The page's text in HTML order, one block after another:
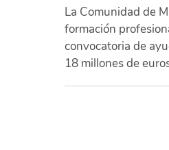
La Comunidad de
formación
convocatoria de
18 millones de